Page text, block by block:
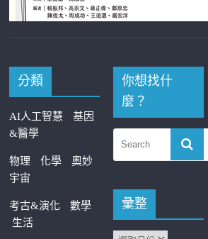
分類
AI人工智慧
基因
&醫學
物理 化學
奧妙
宇宙
考古&演化
數學
生活
你想找什
麼？
彙整